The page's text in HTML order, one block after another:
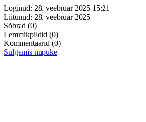
Loginud: 28. veebruar 2025 15:21
Liitunud: 28. veebruar 2025
Sõbrad (0)
Lemmikpildid (0)
Kommentaarid (0)
Sulgemis nupuke